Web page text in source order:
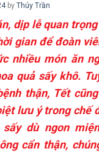
by Thúy Trần
dịp lễ quan
gian để đoàn
nhiều món ăn
quả sấy khô.
thận, Tết
lưu ý trong chế
dù ngon
cẩn thận,